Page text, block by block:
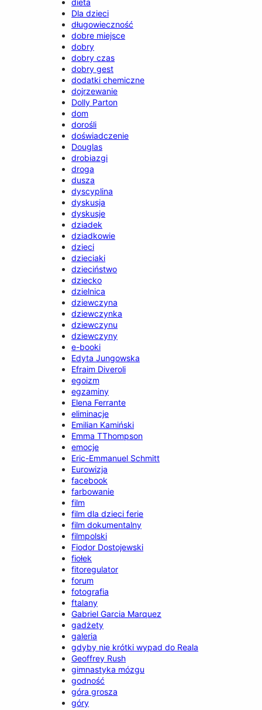
Dla dzieci
długowieczność
dobre miejsce
dobry
dobry czas
dobry gest
dodatki chemiczne
dojrzewanie
Dolly Parton
dom
dorośli
doświadczenie
Douglas
drobiazgi
droga
dusza
dyscyplina
dyskusja
dyskusje
dziadek
dziadkowie
dzieci
dzieciaki
dzieciństwo
dziecko
dzielnica
dziewczyna
dziewczynka
dziewczynu
dziewczyny
e-booki
Edyta Jungowska
Efraim Diveroli
egoizm
egzaminy
Elena Ferrante
eliminacje
Emilian Kamiński
Emma TThompson
emocje
Eric-Emmanuel Schmitt
Eurowizja
facebook
farbowanie
film
film dla dzieci ferie
film dokumentalny
filmpolski
Fiodor Dostojewski
fiołek
fitoregulator
forum
fotografia
ftalany
Gabriel Garcia Marquez
gadżety
galeria
gdyby nie krótki wypad do Reala
Geoffrey Rush
gimnastyka mózgu
godność
góra grosza
góry